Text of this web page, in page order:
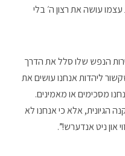
עושה את רצון ה׳ בלי
הנפש שלו סלל את הדרך
ליהדות אנחנו עושים את
מסכימים או מאמינים.
הגיונית, אלא כי אנחנו לא
און ניט אנדערש!”.